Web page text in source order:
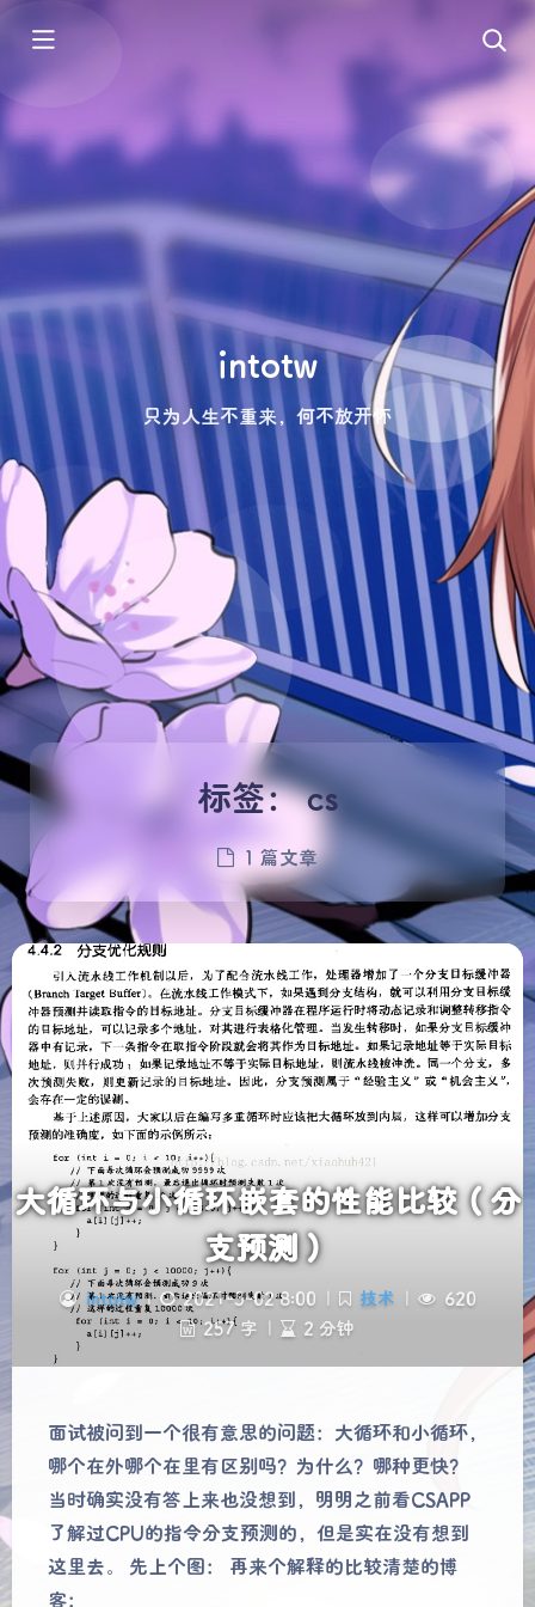
intotw
只为人生不重来，何不放开怀
夜间模式
浅阴影 深阴影
关闭 日落 暗化 灰度
标签：cs
1 篇文章
大循环与小循环嵌套的性能比较（分
支预测）
intotw | 2021-3-02 8:00 | 技术 |
620
257 字 | 2 分钟
面试被问到一个很有意思的问题：大循环和小循环，
哪个在外哪个在里有区别吗？为什么？哪种更快？
当时确实没有答上来也没想到，明明之前看CSAPP
了解过CPU的指令分支预测的，但是实在没有想到
这里去。 先上个图： 再来个解释的比较清楚的博
客：